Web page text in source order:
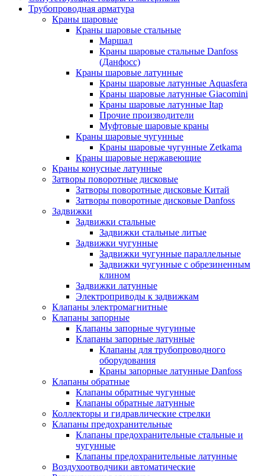
Трубопроводная арматура
Краны шаровые
Краны шаровые стальные
Маршал
Краны шаровые стальные Danfoss
(Данфосс)
Краны шаровые латунные
Краны шаровые латунные Aquasfera
Краны шаровые латунные Giacomini
Краны шаровые латунные Itap
Прочие производители
Муфтовые шаровые краны
Краны шаровые чугунные
Краны шаровые чугунные Zetkama
Краны шаровые нержавеющие
Краны конусные латунные
Затворы поворотные дисковые
Затворы поворотные дисковые Китай
Затворы поворотные дисковые Danfoss
Задвижки
Задвижки стальные
Задвижки стальные литые
Задвижки чугунные
Задвижки чугунные параллельные
Задвижки чугунные с обрезиненным
клином
Задвижки латунные
Электроприводы к задвижкам
Клапаны электромагнитные
Клапаны запорные
Клапаны запорные чугунные
Клапаны запорные латунные
Клапаны для трубопроводного
оборудования
Краны запорные латунные Danfoss
Клапаны обратные
Клапаны обратные чугунные
Клапаны обратные латунные
Коллекторы и гидравлические стрелки
Клапаны предохранительные
Клапаны предохранительные стальные и
чугунные
Клапаны предохранительные латунные
Воздухоотводчики автоматические